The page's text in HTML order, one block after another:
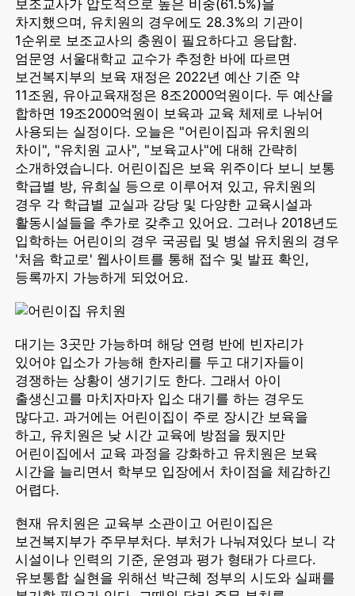
보조교사가 압도적으로 높은 비중(61.5%)을
차지했으며, 유치원의 경우에도 28.3%의 기관이
1순위로 보조교사의 충원이 필요하다고 응답함.
엄문영 서울대학교 교수가 추정한 바에 따르면
보건복지부의 보육 재정은 2022년 예산 기준 약
11조원, 유아교육재정은 8조2000억원이다. 두 예산을
합하면 19조2000억원이 보육과 교육 체제로 나뉘어
사용되는 실정이다. 오늘은 "어린이집과 유치원의
차이", "유치원 교사", "보육교사"에 대해 간략히
소개하였습니다. 어린이집은 보육 위주이다 보니 보통
학급별 방, 유희실 등으로 이루어져 있고, 유치원의
경우 각 학급별 교실과 강당 및 다양한 교육시설과
활동시설들을 추가로 갖추고 있어요. 그러나 2018년도
입학하는 어린이의 경우 국공립 및 병설 유치원의 경우
'처음 학교로' 웹사이트를 통해 접수 및 발표 확인,
등록까지 가능하게 되었어요.
대기는 3곳만 가능하며 해당 연령 반에 빈자리가
있어야 입소가 가능해 한자리를 두고 대기자들이
경쟁하는 상황이 생기기도 한다. 그래서 아이
출생신고를 마치자마자 입소 대기를 하는 경우도
많다고. 과거에는 어린이집이 주로 장시간 보육을
하고, 유치원은 낮 시간 교육에 방점을 뒀지만
어린이집에서 교육 과정을 강화하고 유치원은 보육
시간을 늘리면서 학부모 입장에서 차이점을 체감하긴
어렵다.
현재 유치원은 교육부 소관이고 어린이집은
보건복지부가 주무부처다. 부처가 나눠져있다 보니 각
시설이나 인력의 기준, 운영과 평가 형태가 다르다.
유보통합 실현을 위해선 박근혜 정부의 시도와 실패를